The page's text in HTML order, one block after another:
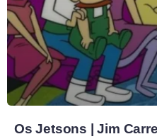
Os Jetsons | Jim